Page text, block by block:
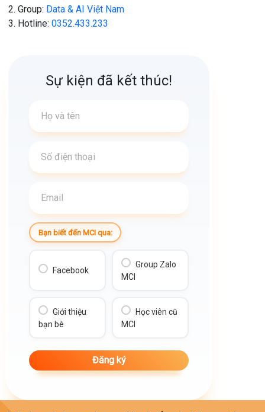
Group: Data & AI Việt Nam
Hotline: 0352.433.233
Sự kiện đã kết thúc!
Bạn biết đến MCI qua:
Facebook
Group Zalo
MCI
Giới thiệu
bạn bè
Học viên cũ
MCI